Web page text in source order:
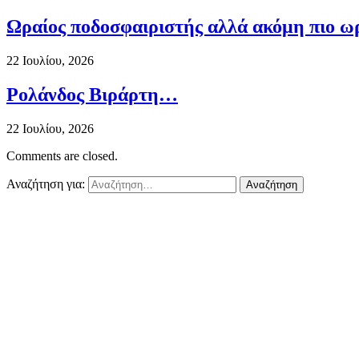
Ωραίος ποδοσφαιριστής αλλά ακόμη πιο
22 Ιουλίου, 2026
Ρολάνδος Βιράρτη…
22 Ιουλίου, 2026
Comments are closed.
Αναζήτηση για: